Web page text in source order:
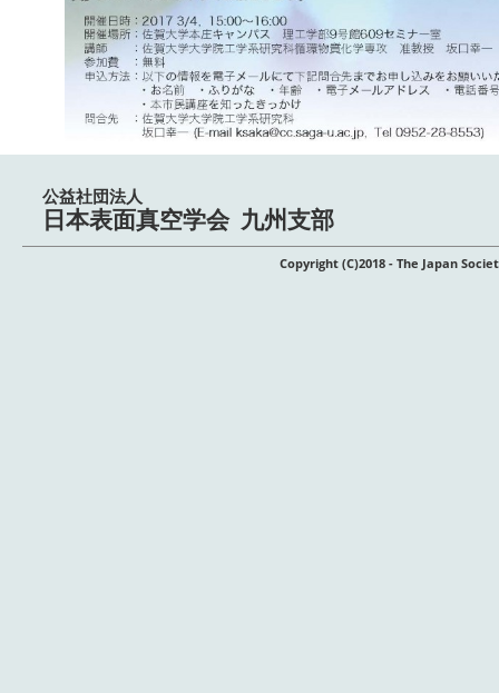
公益社団法人
日本表面真空学会 九州支部
Copyright (C)2018 - The Japan